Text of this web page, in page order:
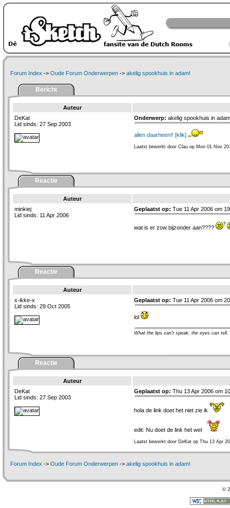
Forum Index -> Oude Forum Onderwerpen -> akelig spookhuis in adam!
Bericht
Auteur
DeKat
Lid sinds: 27 Sep 2003
Onderwerp: akelig spookhuis in
allen daarheen!! [klik]
Laatst bewerkt door Clau op Mon 01 Nov
Reactie
Auteur
minkiej
Lid sinds: 11 Apr 2006
Geplaatst op: Tue 11 Apr 2006 om
wat is er zow bijzonder aan????
Reactie
Auteur
x-ikke-x
Lid sinds: 29 Oct 2005
Geplaatst op: Tue 11 Apr 2006 om
lol
What the lips can't speak, the eyes can tell.
Reactie
Auteur
DeKat
Lid sinds: 27 Sep 2003
Geplaatst op: Thu 13 Apr 2006 om
hola de link doet het niet zie ik
edit: Nu doet de link het wel
Laatst bewerkt door DeKat op Thu 13 Apr
Forum Index -> Oude Forum Onderwerpen -> akelig spookhuis in adam!
©